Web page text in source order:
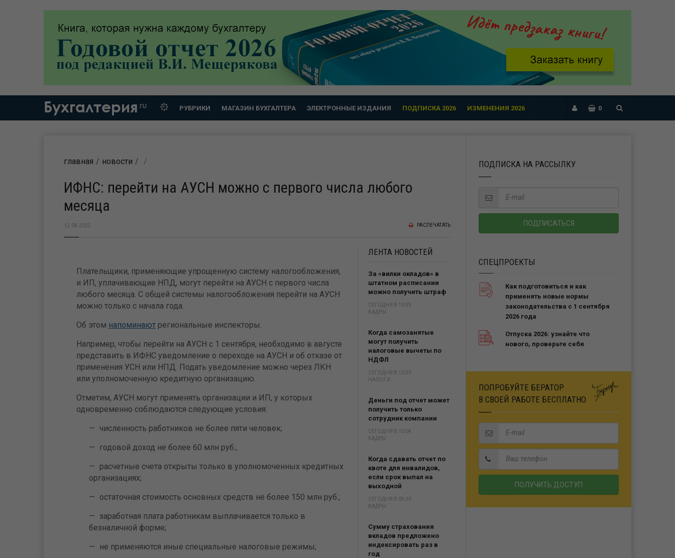
Бухгалтерия ru РУБРИКИ МАГАЗИН БУХГАЛТЕРА ЭЛЕКТРОННЫЕ ИЗДАНИЯ ПОДПИСКА 2026 ИЗМЕНЕНИЯ 2026 0
главная новости
ИФНС: перейти на АУСН можно с первого числа любого
месяца
12.08.2025 РАСПЕЧАТАТЬ
Плательщики, применяющие упрощенную систему налогообложения,
и ИП, уплачивающие НПД, могут перейти на АУСН с первого числа
любого месяца. С общей системы налогообложения перейти на АУСН
можно только с начала года.
Об этом напоминают региональные инспекторы.
Например, чтобы перейти на АУСН с 1 сентября, необходимо в августе
представить в ИФНС уведомление о переходе на АУСН и об отказе от
применения УСН или НПД. Подать уведомление можно через ЛКН
или уполномоченную кредитную организацию.
Отметим, АУСН могут применять организации и ИП, у которых
одновременно соблюдаются следующие условия:
численность работников не более пяти человек;
годовой доход не более 60 млн руб.;
расчетные счета открыты только в уполномоченных кредитных
организациях;
остаточная стоимость основных средств не более 150 млн руб.;
заработная плата работникам выплачивается только в
безналичной форме;
не применяются иные специальные налоговые режимы;
ЛЕНТА НОВОСТЕЙ
За «вилки окладов» в
штатном расписании
можно получить штраф
СЕГОДНЯ В 10:39
КАДРЫ
Когда самозанятые
могут получить
налоговые вычеты по
НДФЛ
СЕГОДНЯ В 10:33
НАЛОГИ
Деньги под отчет может
получить только
сотрудник компании
СЕГОДНЯ В 10:04
КАДРЫ
Когда сдавать отчет по
квоте для инвалидов,
если срок выпал на
выходной
СЕГОДНЯ В 09:30
КАДРЫ
Сумму страхования
вкладов предложено
индексировать раз в
год
ПОДПИСКА НА РАССЫЛКУ
СПЕЦПРОЕКТЫ
Как подготовиться и как
применять новые нормы
законодательства с 1 сентября
2026 года
Отпуска 2026: узнайте что
нового, проверьте себя
ПОПРОБУЙТЕ БЕРАТОР
В СВОЕЙ РАБОТЕ БЕСПЛАТНО